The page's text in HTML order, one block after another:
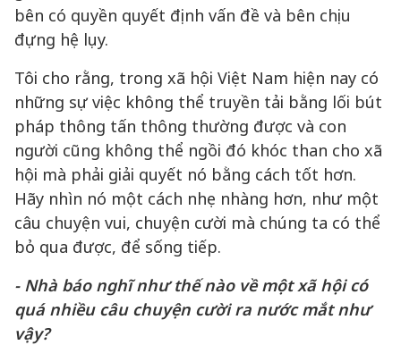
bên có quyền quyết định vấn đề và bên chịu
đựng hệ lụy.
Tôi cho rằng, trong xã hội Việt Nam hiện nay có
những sự việc không thể truyền tải bằng lối bút
pháp thông tấn thông thường được và con
người cũng không thể ngồi đó khóc than cho xã
hội mà phải giải quyết nó bằng cách tốt hơn.
Hãy nhìn nó một cách nhẹ nhàng hơn, như một
câu chuyện vui, chuyện cười mà chúng ta có thể
bỏ qua được, để sống tiếp.
- Nhà báo nghĩ như thế nào về một xã hội có
quá nhiều câu chuyện cười ra nước mắt như
vậy?